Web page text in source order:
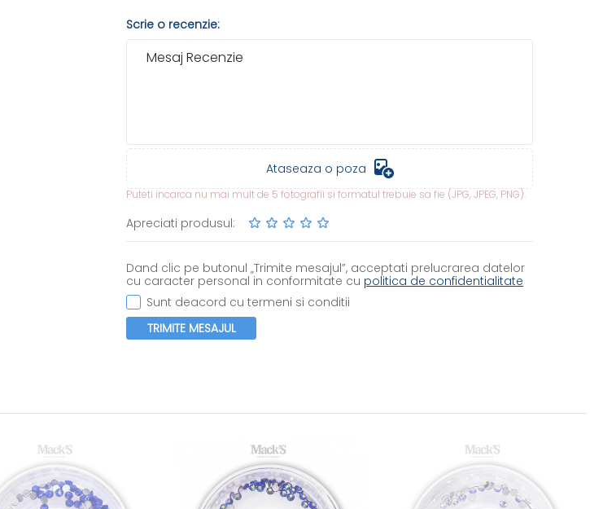
Scrie o recenzie:
Mesaj Recenzie
Ataseaza o poza
Puteti incarca nu mai mult de 5 fotografii si formatul trebuie sa fie (JPG, JPEG, PNG).
Apreciati produsul:
Dand clic pe butonul „Trimite mesajul”, acceptati prelucrarea datelor
cu caracter personal in conformitate cu politica de confidentialitate
Sunt deacord cu termeni si conditii
TRIMITE MESAJUL